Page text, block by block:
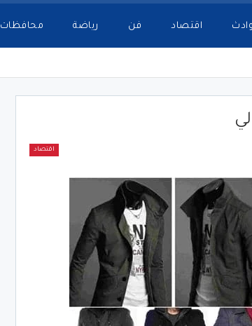
اقتصاد فن رياضة محافظات
اقتصاد